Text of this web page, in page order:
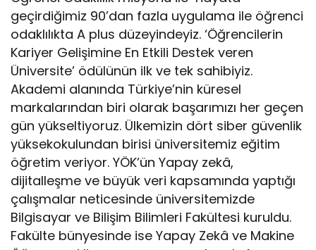
geçirdiğimiz 90’dan fazla uygulama ile öğrenci
odaklılıkta A plus düzeyindeyiz. ‘Öğrencilerin
Kariyer Gelişimine En Etkili Destek veren
Üniversite’ ödülünün ilk ve tek sahibiyiz.
Akademi alanında Türkiye’nin küresel
markalarından biri olarak başarımızı her geçen
gün yükseltiyoruz. Ülkemizin dört siber güvenlik
yüksekokulundan birisi üniversitemiz eğitim
öğretim veriyor. YÖK’ün Yapay zekâ,
dijitalleşme ve büyük veri kapsamında yaptığı
çalışmalar neticesinde üniversitemizde
Bilgisayar ve Bilişim Bilimleri Fakültesi kuruldu.
Fakülte bünyesinde ise Yapay Zekâ ve Makine